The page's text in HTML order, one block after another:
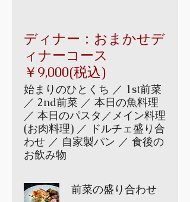
ディナー：おまかせデ
ィナーコース
￥9,000(税込)
始まりのひとくち ／ 1st前菜
／ 2nd前菜 ／ 本日の魚料理
／ 本日のパスタ／メイン料理
(お肉料理) ／ ドルチェ盛り合
わせ ／ 自家製パン ／ 食後の
お飲み物
前菜の盛り合わせ